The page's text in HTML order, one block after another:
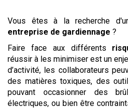
Vous êtes à la recherche
entreprise de gardiennage ?
Faire face aux différents
réussir à les minimiser est un
d’activité, les collaborateurs
des matières toxiques, des
pouvant occasionner des
électriques, ou bien être